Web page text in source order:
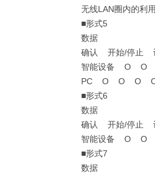
无线LAN圈内的利
■形式5
数据
确认 开始/停止
智能设备 Ο
PC Ο Ο Ο
■形式6
数据
确认 开始/停止
智能设备 Ο
■形式7
数据